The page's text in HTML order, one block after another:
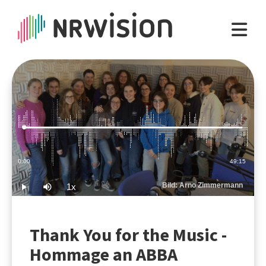
Play Mute 1xPlayback
Rate
Bild: Arno Zimmermann
Current
Time
0:00 Duration
49:15
Loaded:
0.34%
Thank You for the Music -
Hommage an ABBA